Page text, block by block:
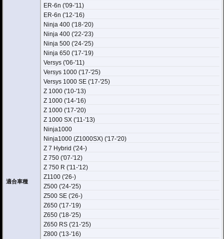
適合車種
ER-6n ('09-'11)
ER-6n ('12-'16)
Ninja 400 ('18-'20)
Ninja 400 ('22-'23)
Ninja 500 ('24-'25)
Ninja 650 ('17-'19)
Versys ('06-'11)
Versys 1000 ('17-'25)
Versys 1000 SE ('17-'25)
Z 1000 ('10-'13)
Z 1000 ('14-'16)
Z 1000 ('17-'20)
Z 1000 SX ('11-'13)
Ninja1000
Ninja1000 (Z1000SX) ('17-'20)
Z 7 Hybrid ('24-)
Z 750 ('07-'12)
Z 750 R ('11-'12)
Z1100 ('26-)
Z500 ('24-'25)
Z500 SE ('26-)
Z650 ('17-'19)
Z650 ('18-'25)
Z650 RS ('21-'25)
Z800 ('13-'16)